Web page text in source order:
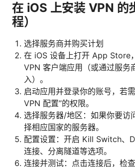
在 iOS 上安装 VPN 的
程）
选择服务商并购买计划
在 iOS 设备上打开 App Store
VPN 客户端应用（或通过服务
入）。
启动应用并登录你的账号，若
VPN 配置”的权限。
选择服务器/地区：如果你要访
择相应国家的服务器。
配置设置：开启 Kill Switch、
连接、分离隧道等选项。
连接并测试：点击连接后，检